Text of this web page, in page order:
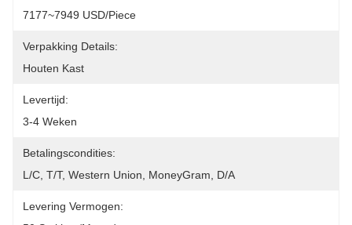
7177~7949 USD/Piece
Verpakking Details:
Houten Kast
Levertijd:
3-4 Weken
Betalingscondities:
L/C, T/T, Western Union, MoneyGram, D/A
Levering Vermogen: